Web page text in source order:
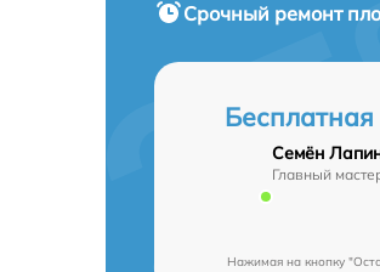
Срочный ремонт
Семён
Главный
Нажимая на кнопку